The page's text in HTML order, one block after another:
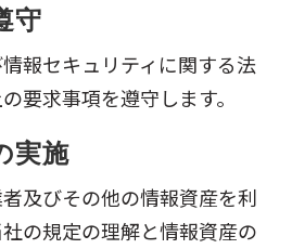
守
報セキュリティに関する法
要求事項を遵守します。
実施
及びその他の情報資産を利
の規定の理解と情報資産の